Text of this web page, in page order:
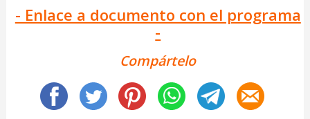
- Enlace a documento con el programa
-
Compártelo